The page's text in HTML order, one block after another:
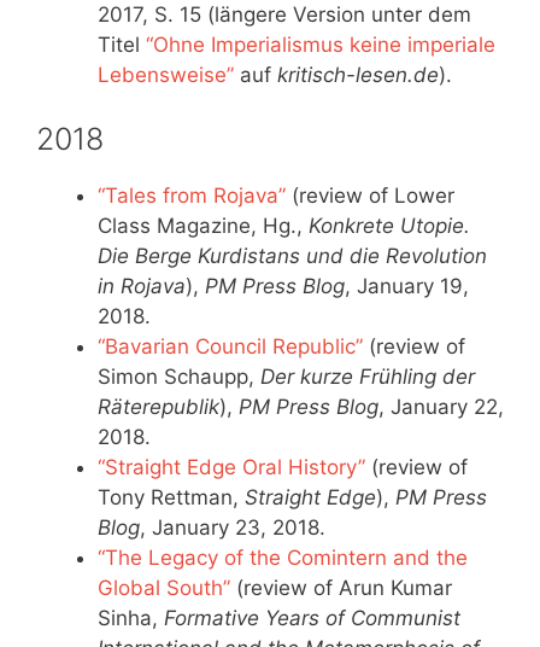
2017, S. 15 (längere Version unter dem
Titel “Ohne Imperialismus keine imperiale
Lebensweise” auf kritisch-lesen.de).
2018
“Tales from Rojava” (review of Lower
Class Magazine, Hg., Konkrete Utopie.
Die Berge Kurdistans und die Revolution
in Rojava), PM Press Blog, January 19,
2018.
“Bavarian Council Republic” (review of
Simon Schaupp, Der kurze Frühling der
Räterepublik), PM Press Blog, January 22,
2018.
“Straight Edge Oral History” (review of
Tony Rettman, Straight Edge), PM Press
Blog, January 23, 2018.
“The Legacy of the Comintern and the
Global South” (review of Arun Kumar
Sinha, Formative Years of Communist